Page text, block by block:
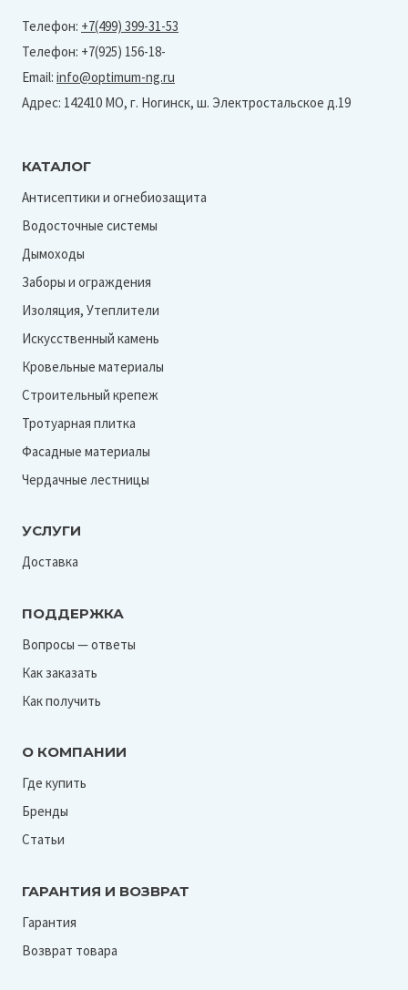
Телефон: +7(499) 399-31-53
Телефон: +7(925) 156-18-
Email: info@optimum-ng.ru
Адрес: 142410 МО, г. Ногинск, ш. Электростальское д.19
КАТАЛОГ
Антисептики и огнебиозащита
Водосточные системы
Дымоходы
Заборы и ограждения
Изоляция, Утеплители
Искусственный камень
Кровельные материалы
Строительный крепеж
Тротуарная плитка
Фасадные материалы
Чердачные лестницы
УСЛУГИ
Доставка
ПОДДЕРЖКА
Вопросы — ответы
Как заказать
Как получить
О КОМПАНИИ
Где купить
Бренды
Статьи
ГАРАНТИЯ И ВОЗВРАТ
Гарантия
Возврат товара